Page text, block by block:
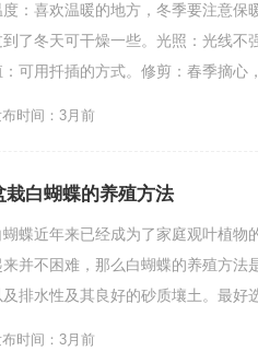
度：喜欢温暖的地方，冬季要注意保
到了冬天可干燥一些。光照：光线不
：可用扦插的方式。修剪：春季摘心
时间：3月前
栽白蝴蝶的养殖方法
蝴蝶近年来已经成为了家庭观叶植物
来并不困难，那么白蝴蝶的养殖方法
及排水性及其良好的砂质壤土。最好
时间：3月前